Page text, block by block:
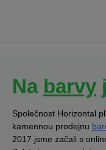
Na barvy
Společnost Horizontal
kamennou prodejnu
2017 jsme začali s